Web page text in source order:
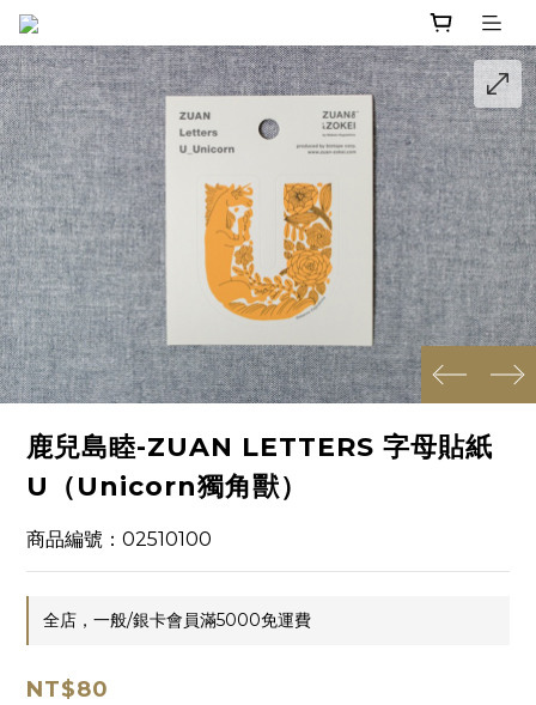
prev next
鹿兒島睦-ZUAN LETTERS 字母貼紙
U（Unicorn獨角獸）
商品編號：02510100
全店，一般/銀卡會員滿5000免運費
NT$80